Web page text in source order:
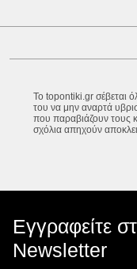
Το topontiki.gr σέβεται
του να μην αναρτά
που παραβιάζουν τους
σχόλια απηχούν
Εγγραφείτε
Newsletter